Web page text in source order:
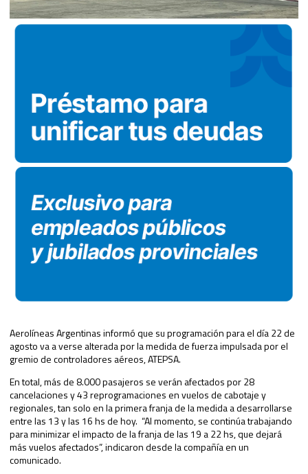
Aerolíneas Argentinas informó que su programación para el día 22 de
agosto va a verse alterada por la medida de fuerza impulsada por el
gremio de controladores aéreos, ATEPSA.
En total, más de 8.000 pasajeros se verán afectados por 28
cancelaciones y 43 reprogramaciones en vuelos de cabotaje y
regionales, tan solo en la primera franja de la medida a desarrollarse
entre las 13 y las 16 hs de hoy. “Al momento, se continúa trabajando
para minimizar el impacto de la franja de las 19 a 22 hs, que dejará
más vuelos afectados”, indicaron desde la compañía en un
comunicado.